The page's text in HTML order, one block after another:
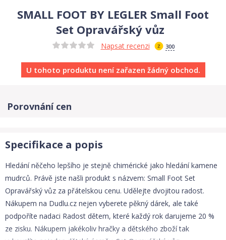
SMALL FOOT BY LEGLER Small Foot
Set Opravářský vůz
Napsat recenzi 300
U tohoto produktu není zařazen žádný obchod.
Porovnání cen
Specifikace a popis
Hledání něčeho lepšího je stejně chimérické jako hledání kamene
mudrců. Právě jste našli produkt s názvem: Small Foot Set
Opravářský vůz za přátelskou cenu. Udělejte dvojitou radost.
Nákupem na Dudlu.cz nejen vyberete pěkný dárek, ale také
podpoříte nadaci Radost dětem, které každý rok darujeme 20 %
ze zisku. Nákupem jakékoliv hračky a dětského zboží tak